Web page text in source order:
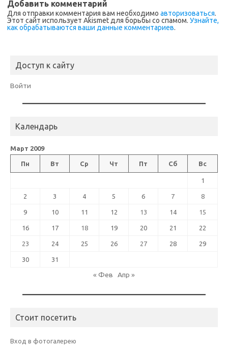
Добавить комментарий
Для отправки комментария вам необходимо авторизоваться.
Этот сайт использует Akismet для борьбы со спамом. Узнайте,
как обрабатываются ваши данные комментариев.
Доступ к сайту
Войти
Календарь
Март 2009
Пн Вт Ср Чт Пт Сб Вс
1
2 3 4 5 6 7 8
9 10 11 12 13 14 15
16 17 18 19 20 21 22
23 24 25 26 27 28 29
30 31
« Фев Апр »
Стоит посетить
Вход в фотогалерею